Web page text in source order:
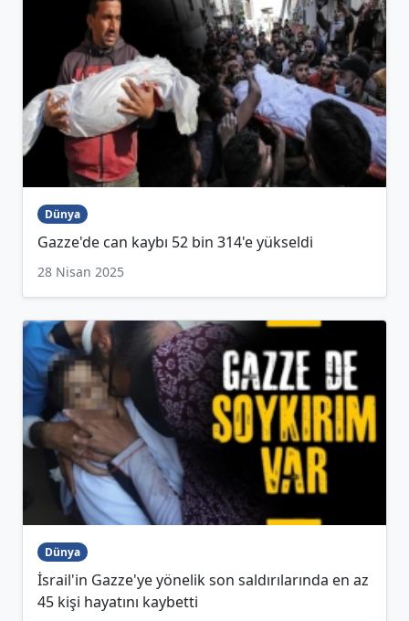
Dünya
Gazze'de can kaybı 52 bin 314'e yükseldi
28 Nisan 2025
Dünya
İsrail'in Gazze'ye yönelik son saldırılarında en az
45 kişi hayatını kaybetti